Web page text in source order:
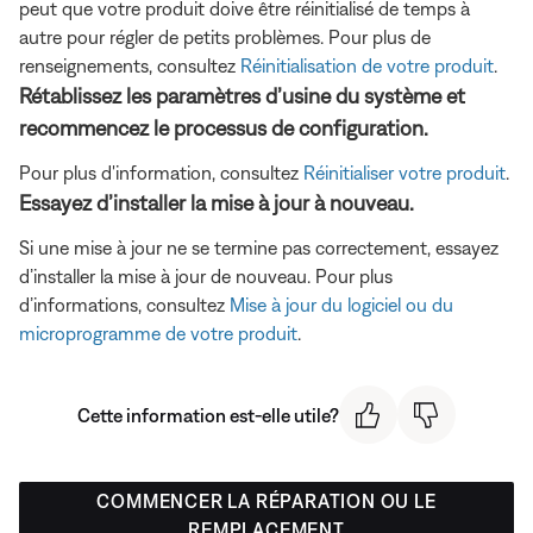
peut que votre produit doive être réinitialisé de temps à
autre pour régler de petits problèmes. Pour plus de
renseignements, consultez Réinitialisation de votre produit.
Rétablissez les paramètres d’usine du système et
recommencez le processus de configuration.
Pour plus d'information, consultez Réinitialiser votre produit.
Essayez d’installer la mise à jour à nouveau.
Si une mise à jour ne se termine pas correctement, essayez
d’installer la mise à jour de nouveau. Pour plus
d’informations, consultez Mise à jour du logiciel ou du
microprogramme de votre produit.
Cette information est-elle utile?
COMMENCER LA RÉPARATION OU LE